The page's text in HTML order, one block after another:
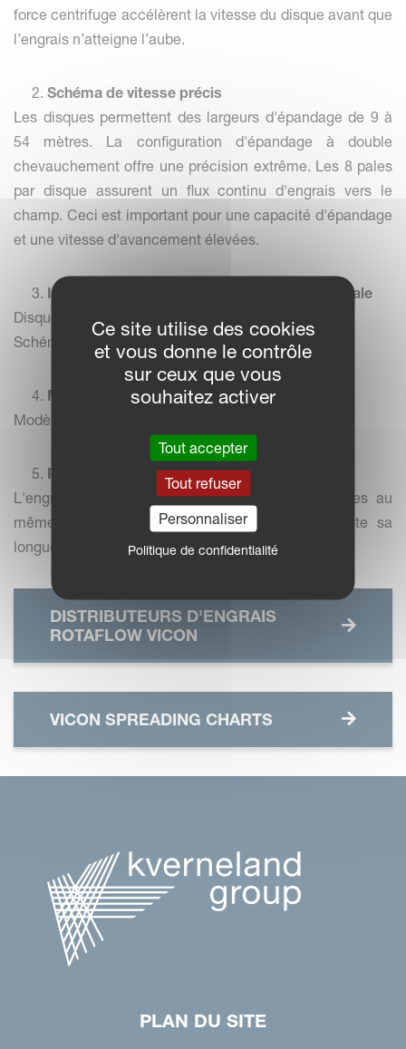
force centrifuge accélèrent la vitesse du disque avant que
l’engrais n’atteigne l’aube.
2. Schéma de vitesse précis
Les disques permettent des largeurs d'épandage de 9 à
54 mètres. La configuration d'épandage à double
chevauchement offre une précision extrême. Les 8 pales
par disque assurent un flux continu d'engrais vers le
champ. Ceci est important pour une capacité d'épandage
et une vitesse d'avancement élevées.
3. Influence minimale du vent. Tolérance maximale
Disques plats.
Schéma de dispersion horizontal.
4. Modèle d'épandage cohérent
Modèle d'épandage à double chevauchement.
5. Précision garantie sur les pentes
L'engrais entre toujours en contact avec les pales au
même endroit, même en pente, et parcourt toute sa
longueur.
DISTRIBUTEURS D'ENGRAIS
ROTAFLOW VICON
VICON SPREADING CHARTS
PLAN DU SITE
Ce site utilise des cookies
et vous donne le contrôle
sur ceux que vous
souhaitez activer
Tout accepter
Tout refuser
Personnaliser
Politique de confidentialité